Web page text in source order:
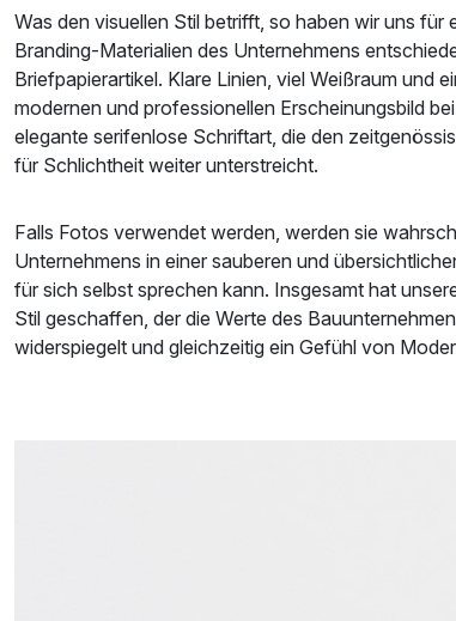
Was den visuellen Stil betrifft, so haben wir uns
Branding-Materialien des Unternehmens
Briefpapierartikel. Klare Linien, viel Weißraum und
modernen und professionellen Erscheinungsbild
elegante serifenlose Schriftart, die den
für Schlichtheit weiter unterstreicht.
Falls Fotos verwendet werden, werden sie
Unternehmens in einer sauberen und
für sich selbst sprechen kann. Insgesamt hat
Stil geschaffen, der die Werte des
widerspiegelt und gleichzeitig ein Gefühl von